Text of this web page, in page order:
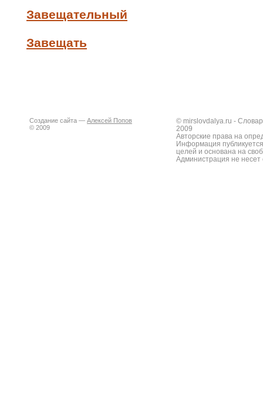
Завещательный
Завещать
Создание сайта — Алексей Попов
© 2009
© mirslovdalya.ru -
2009
Авторские права на
Информация
целей и основана на
Администрация не несет